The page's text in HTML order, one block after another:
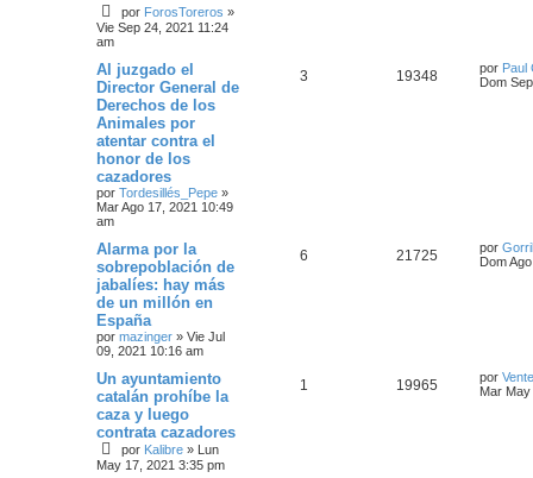
por ForosToreros »
Vie Sep 24, 2021 11:24
am
Al juzgado el
Director General de
Derechos de los
Animales por
atentar contra el
honor de los
cazadores
por Tordesillés_Pepe »
Mar Ago 17, 2021 10:49
am
3 19348 por Paul
Dom
Alarma por la
sobrepoblación de
jabalíes: hay más
de un millón en
España
por mazinger » Vie Jul
09, 2021 10:16 am
6 21725 por
Dom
Un ayuntamiento
catalán prohíbe la
caza y luego
contrata cazadores
por Kalibre » Lun
May 17, 2021 3:35 pm
1 19965 por
Mar